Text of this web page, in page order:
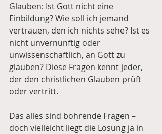
Glauben: Ist Gott nicht eine
Einbildung? Wie soll ich jemand
vertrauen, den ich nichts sehe? Ist es
nicht unvernünftig oder
unwissenschaftlich, an Gott zu
glauben? Diese Fragen kennt jeder,
der den christlichen Glauben prüft
oder vertritt.
Das alles sind bohrende Fragen –
doch vielleicht liegt die Lösung ja in